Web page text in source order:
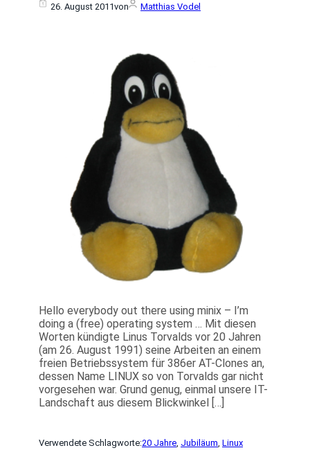
26. August 2011von Matthias Vodel
Hello everybody out there using minix – I’m
doing a (free) operating system … Mit diesen
Worten kündigte Linus Torvalds vor 20 Jahren
(am 26. August 1991) seine Arbeiten an einem
freien Betriebssystem für 386er AT-Clones an,
dessen Name LINUX so von Torvalds gar nicht
vorgesehen war. Grund genug, einmal unsere IT-
Landschaft aus diesem Blickwinkel […]
Verwendete Schlagworte:20 Jahre, Jubiläum, Linux